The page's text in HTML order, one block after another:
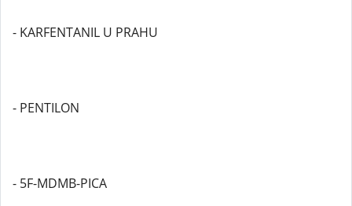
- KARFENTANIL U PRAHU
- PENTILON
- 5F-MDMB-PICA